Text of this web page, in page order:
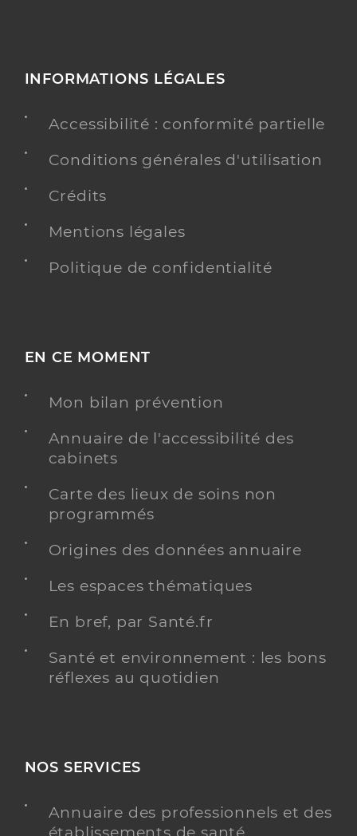
INFORMATIONS LÉGALES
Accessibilité : conformité partielle
Conditions générales d'utilisation
Crédits
Mentions légales
Politique de confidentialité
EN CE MOMENT
Mon bilan prévention
Annuaire de l'accessibilité des
cabinets
Carte des lieux de soins non
programmés
Origines des données annuaire
Les espaces thématiques
En bref, par Santé.fr
Santé et environnement : les bons
réflexes au quotidien
NOS SERVICES
Annuaire des professionnels et des